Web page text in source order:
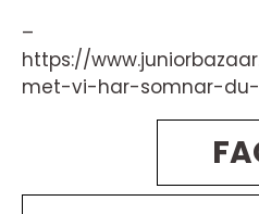
–
https://
met-vi-har-somnar-